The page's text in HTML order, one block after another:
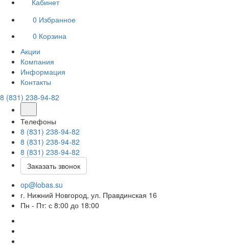
Кабинет
0 Избранное
0 Корзина
Акции
Компания
Информация
Контакты
8 (831) 238-94-82
Телефоны
8 (831) 238-94-82
8 (831) 238-94-82
8 (831) 238-94-82
Заказать звонок
op@lobas.su
г. Нижний Новгород, ул. Правдинская 16
Пн - Пт: с 8:00 до 18:00